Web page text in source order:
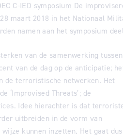
C-IED symposium De
maart 2018 in het Nationaal
namen aan het symposium
van de samenwerking tussen
van de dag op de anticipatie;
de terroristische netwerken. Het
‘Improvised Threats’; de
Idee hierachter is dat
uitbreiden in de vorm van
kunnen inzetten. Het gaat